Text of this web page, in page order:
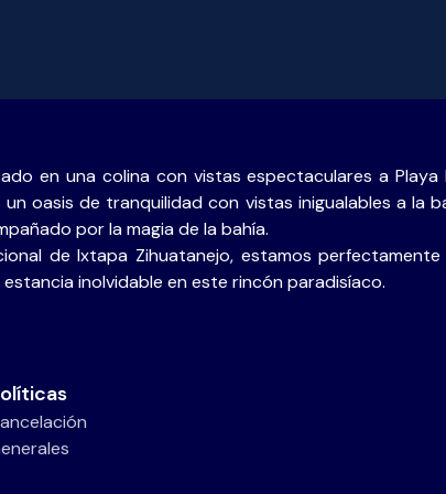
en una colina con vistas espectaculares a
oasis de tranquilidad con vistas inigualables a la
por la magia de la bahía.
de Ixtapa Zihuatanejo, estamos
inolvidable en este rincón paradisíaco.